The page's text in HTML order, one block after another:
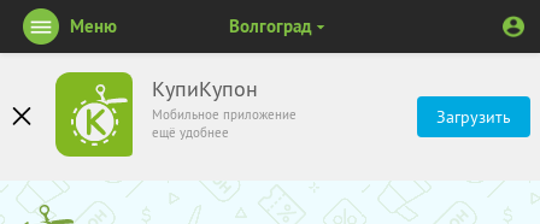
КупиКупон
Мобильное приложение
ещё удобнее
Загрузить
Меню Волгоград